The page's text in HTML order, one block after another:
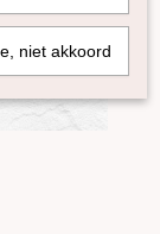
niet akkoord